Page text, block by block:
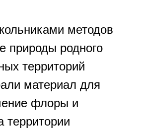
методов
природы родного
территорий
материал для
флоры и
территории